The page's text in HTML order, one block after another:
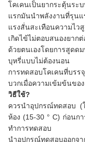
โคเคนเป็นยากระตุ้นร
แรกมันนำพลังงานที่รุน
แรงสั่นสะเทือนความไ
เกิดไข้ไม่ตอบสนองยา
ด้วยตนเองโดยการสูดด
บุหรี่แบบไม่ต้องนอน
การทดสอบโคเคนที่บรร
บวกเมื่อความเข้มข้นขอ
วิธีใช้?
ควรนำอุปกรณ์ทดสอบ (
ห้อง (15-30 ° C) ก่อนก
ทำการทดสอบ
นำอุปกรณ์ทดสอบออกจ